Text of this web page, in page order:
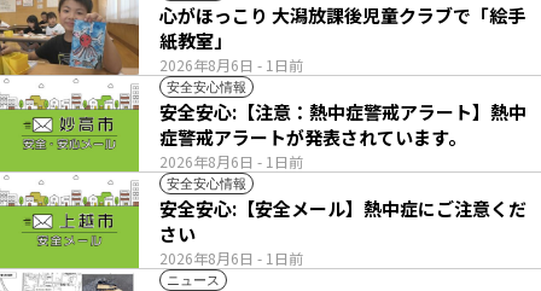
2026年8月6日 - 1日前
心がほっこり 大潟放課後児童クラブで「絵手
紙教室」
安全安心情報
2026年8月6日 - 1日前
安全安心:【注意：熱中症警戒アラート】熱中
症警戒アラートが発表されています。
安全安心情報
2026年8月6日 - 1日前
安全安心:【安全メール】熱中症にご注意くだ
さい
ニュース